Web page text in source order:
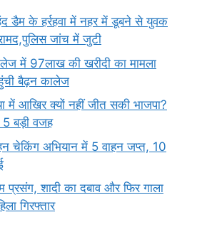
डैम के हर्रहवा में नहर में डूबने से युवक
जांच में जुटी
में 97लाख की खरीदी का मामला
बैढ़न कालेज
आखिर क्यों नहीं जीत सकी भाजपा?
5 बड़ी वजह
चेकिंग अभियान में 5 वाहन जप्त, 10
शादी का दबाव और फिर गाला
गिरफ्तार